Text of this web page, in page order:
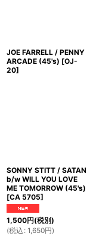
JOE FARRELL / PENNY
ARCADE (45's) [OJ-
20]
SONNY STITT / SATAN
b/w WILL YOU LOVE
ME TOMORROW (45's)
[CA 5705]
1,500円(税別)
(税込 : 1,650円)